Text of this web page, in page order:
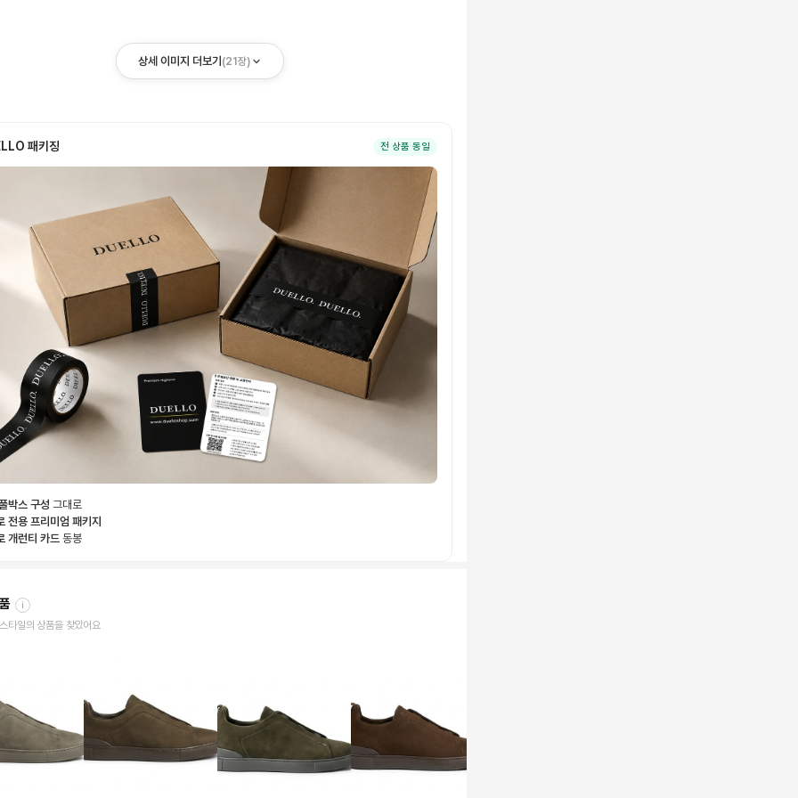
상세 이미지 더보기 (21장)
패키징 전 상품 동일
박스 구성 그대로
전용 프리미엄 패키지
개런티 카드 동봉
i
타일의 상품을 찾았어요